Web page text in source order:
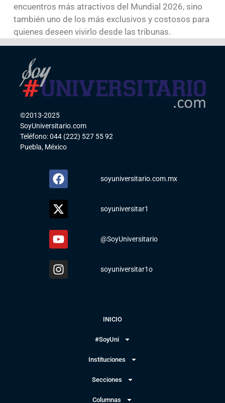
encuentros más atractivos del Mundial 2026, sino
también uno de los más exclusivos y costosos para
quienes deseen vivirlo desde las tribunas.
©2013-2025
SoyUniversitario.com
Teléfono: 044 (222) 527 55 92
Puebla, México
soyuniversitario.com.mx
soyuniversitar1
@SoyUniversitario
soyuniversitar1o
INICIO
#SoyUni
Instituciones
Secciones
Columnas